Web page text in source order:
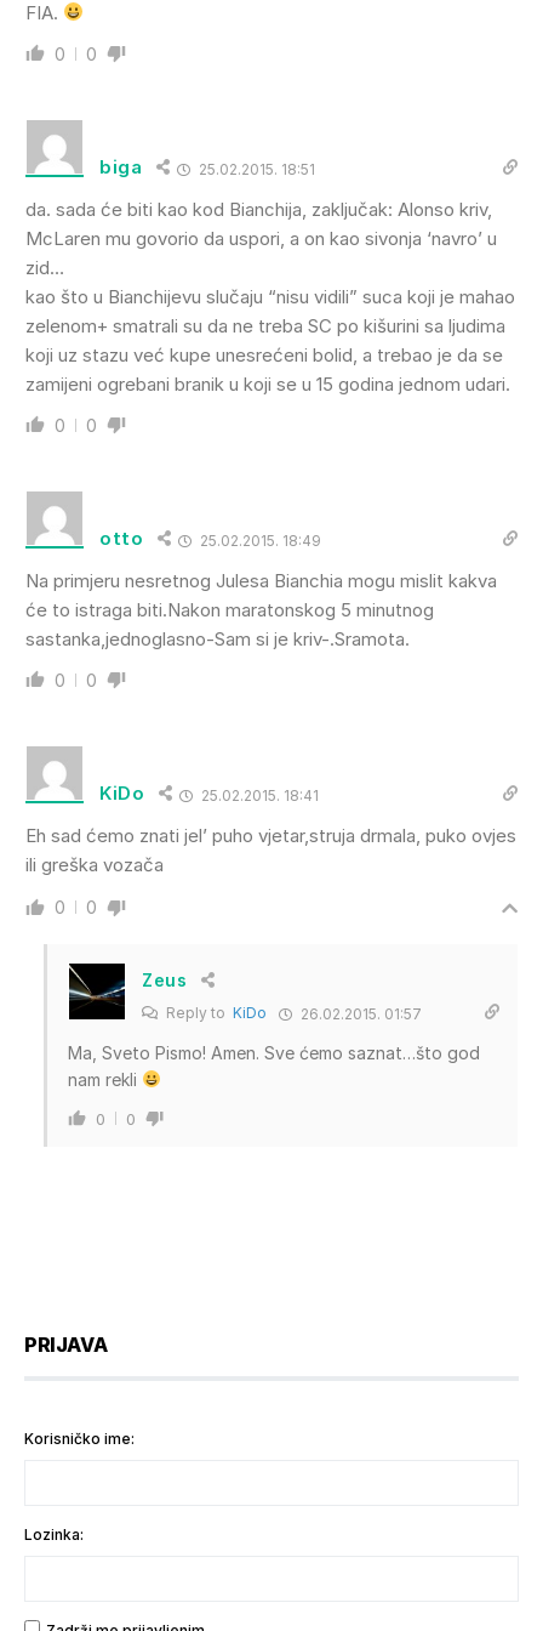
FIA.
0 0
biga 25.02.2015. 18:51
da. sada će biti kao kod Bianchija, zaključak: Alonso kriv,
McLaren mu govorio da uspori, a on kao sivonja ‘navro’ u
zid…
kao što u Bianchijevu slučaju “nisu vidili” suca koji je mahao
zelenom+ smatrali su da ne treba SC po kišurini sa ljudima
koji uz stazu već kupe unesrećeni bolid, a trebao je da se
zamijeni ogrebani branik u koji se u 15 godina jednom udari.
0 0
otto 25.02.2015. 18:49
Na primjeru nesretnog Julesa Bianchia mogu mislit kakva
će to istraga biti.Nakon maratonskog 5 minutnog
sastanka,jednoglasno-Sam si je kriv-.Sramota.
0 0
KiDo 25.02.2015. 18:41
Eh sad ćemo znati jel’ puho vjetar,struja drmala, puko ovjes
ili greška vozača
0 0
Zeus
Reply to KiDo 26.02.2015. 01:57
Ma, Sveto Pismo! Amen. Sve ćemo saznat…što god
nam rekli
0 0
PRIJAVA
Korisničko ime:
Lozinka: